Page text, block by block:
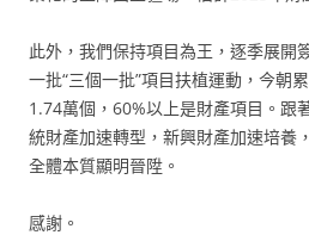
此外，我們保持項目為王，逐季展開
一批“三個一批”項目扶植運動，今朝
1.74萬個，60%以上是財產項目。跟
統財產加速轉型，新興財產加速培養
全體本質顯明晉陞。
感謝。